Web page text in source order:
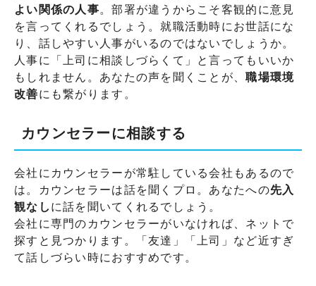
よい関係の人事。部署が違うからこそ客観的に意見
を言ってくれるでしょう。就職活動時にお世話にな
り、話しやすい人事がいるのではないでしょうか。
人事に「上司に相談しづらくて」と言ってもいいか
もしれません。あなたの声を聞くことが、職場環境
改善にも繋がります。
カウンセラーに相談する
会社にカウンセラーが常駐している会社もあるので
は。カウンセラーは話を聞くプロ。あなたへの先入
観なし に話を聞いてくれるでしょう。
会社に専門のカウンセラーがいなければ、ネットで
探すと見つかります。「友達」「上司」など近すぎ
て話しづらい時におすすめです。